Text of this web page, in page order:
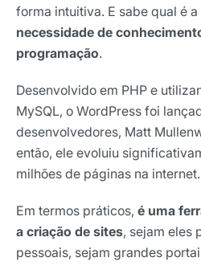
forma intuitiva. E sabe qual é
necessidade de
programação.
Desenvolvido em PHP e
MySQL, o WordPress foi
desenvolvedores, Matt
então, ele evoluiu
milhões de páginas na internet.
Em termos práticos, é uma
a criação de sites, sejam eles
pessoais, sejam grandes